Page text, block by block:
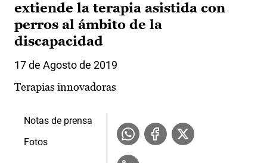
extiende la terapia asistida con
perros al ámbito de la
discapacidad
17 de Agosto de 2019
Terapias innovadoras
Notas de prensa
Fotos